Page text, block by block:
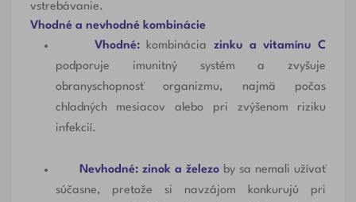
vstrebávanie.
Vhodné a nevhodné kombinácie
Vhodné: kombinácia zinku a vitamínu C
podporuje imunitný systém a zvyšuje
obranyschopnosť organizmu, najmä počas
chladných mesiacov alebo pri zvýšenom riziku
infekcií.
Nevhodné: zinok a železo by sa nemali užívať
súčasne, pretože si navzájom konkurujú pri